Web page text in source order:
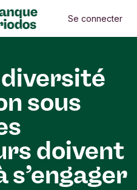
Se connecter
diversité
sous
doivent